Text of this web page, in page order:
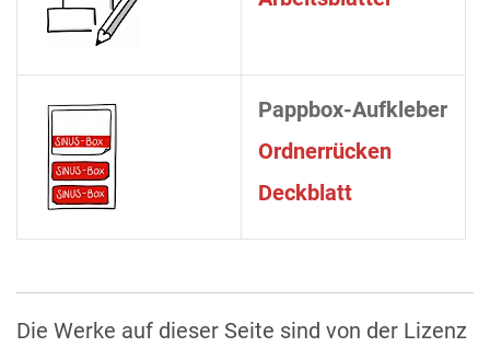
Pappbox-Aufkleber
Ordnerrücken
Deckblatt
Die Werke auf dieser Seite sind von der Lizenz